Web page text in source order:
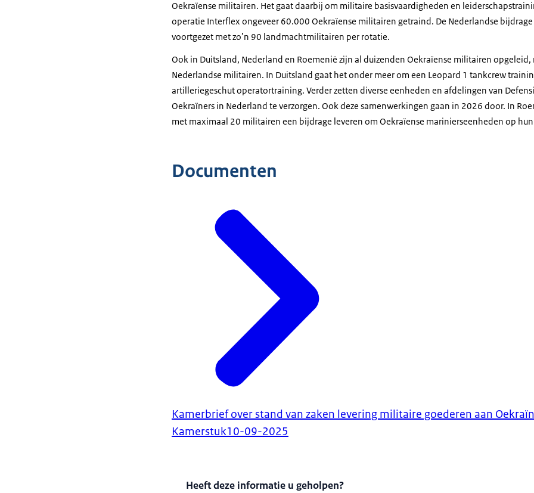
Oekraïense militairen. Het gaat daarbij om militaire basisvaardigheden en
operatie Interflex ongeveer 60.000 Oekraïense militairen getraind. De Nederlandse
voortgezet met zo’n 90 landmachtmilitairen per rotatie.
Ook in Duitsland, Nederland en Roemenië zijn al duizenden Oekraïense militairen opgeleid,
Nederlandse militairen. In Duitsland gaat het onder meer om een Leopard 1 tankcrew
artilleriegeschut operatortraining. Verder zetten diverse eenheden en afdelingen van
Oekraïners in Nederland te verzorgen. Ook deze samenwerkingen gaan in 2026 door. In
met maximaal 20 militairen een bijdrage leveren om Oekraïense marinierseenheden op
Documenten
Kamerbrief over stand van zaken levering militaire goederen aan
Kamerstuk10-09-2025
Heeft deze informatie u geholpen?